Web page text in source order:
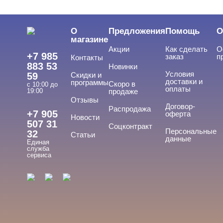
Cвернуть
База
База жесткая
+7 985
883 53
59
с 10:00 до
19:00
+7 905
507 31
32
Единая
служба
сервиса
О
магазине
Контакты
Скидки и
программы
Отзывы
Новости
Статьи
Предложения
Акции
Новинки
Скоро в
продаже
Распродажа
Соцконтракт
Помощь
Как сделать
заказ
Условия
доставки и
оплаты
Договор-
оферта
Персональные
данные